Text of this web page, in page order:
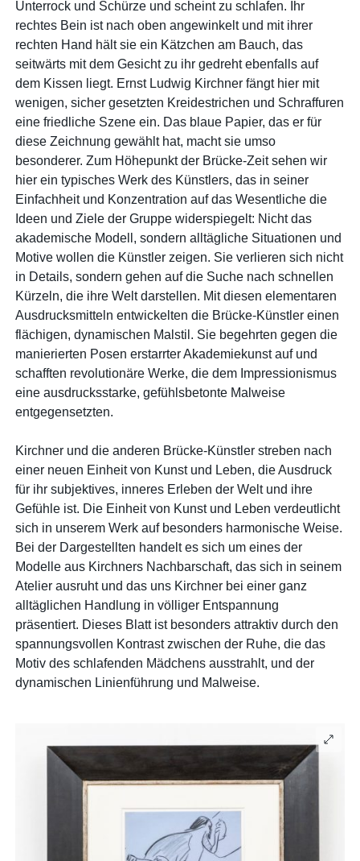
Unterrock und Schürze und scheint zu schlafen. Ihr
rechtes Bein ist nach oben angewinkelt und mit ihrer
rechten Hand hält sie ein Kätzchen am Bauch, das
seitwärts mit dem Gesicht zu ihr gedreht ebenfalls auf
dem Kissen liegt. Ernst Ludwig Kirchner fängt hier mit
wenigen, sicher gesetzten Kreidestrichen und Schraffuren
eine friedliche Szene ein. Das blaue Papier, das er für
diese Zeichnung gewählt hat, macht sie umso
besonderer. Zum Höhepunkt der Brücke-Zeit sehen wir
hier ein typisches Werk des Künstlers, das in seiner
Einfachheit und Konzentration auf das Wesentliche die
Ideen und Ziele der Gruppe widerspiegelt: Nicht das
akademische Modell, sondern alltägliche Situationen und
Motive wollen die Künstler zeigen. Sie verlieren sich nicht
in Details, sondern gehen auf die Suche nach schnellen
Kürzeln, die ihre Welt darstellen. Mit diesen elementaren
Ausdrucksmitteln entwickelten die Brücke-Künstler einen
flächigen, dynamischen Malstil. Sie begehrten gegen die
manierierten Posen erstarrter Akademiekunst auf und
schafften revolutionäre Werke, die dem Impressionismus
eine ausdrucksstarke, gefühlsbetonte Malweise
entgegensetzten.
Kirchner und die anderen Brücke-Künstler streben nach
einer neuen Einheit von Kunst und Leben, die Ausdruck
für ihr subjektives, inneres Erleben der Welt und ihre
Gefühle ist. Die Einheit von Kunst und Leben verdeutlicht
sich in unserem Werk auf besonders harmonische Weise.
Bei der Dargestellten handelt es sich um eines der
Modelle aus Kirchners Nachbarschaft, das sich in seinem
Atelier ausruht und das uns Kirchner bei einer ganz
alltäglichen Handlung in völliger Entspannung
präsentiert. Dieses Blatt ist besonders attraktiv durch den
spannungsvollen Kontrast zwischen der Ruhe, die das
Motiv des schlafenden Mädchens ausstrahlt, und der
dynamischen Linienführung und Malweise.